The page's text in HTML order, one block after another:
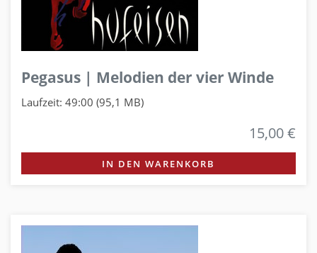
Pegasus | Melodien der vier Winde
Laufzeit: 49:00 (95,1 MB)
15,00 €
IN DEN WARENKORB